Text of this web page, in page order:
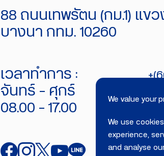
We value your
We use
experience,
and analyse
88 ถนนเทพรัตน (กม.1) แขว
บางนา กทม. 10260
เวลาทำการ :
จันทร์ - ศุกร์
08.00 - 17.00